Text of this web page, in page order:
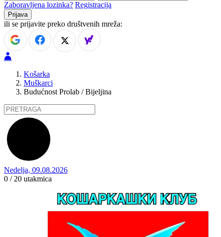
Zaboravljena lozinka? Registracija
ili se prijavite preko društvenih mreža:
Košarka
Muškarci
Budućnost Prolab / Bijeljina
Nedelja, 09.08.2026
0 / 20 utakmica